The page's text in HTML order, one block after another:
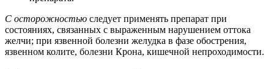
С осторожностью следует применять препарат при
состояниях, связанных с выраженным нарушением оттока
желчи; при язвенной болезни желудка в фазе обострения,
язвенном колите, болезни Крона, кишечной непроходимости.